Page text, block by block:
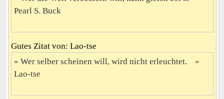
Pearl S. Buck
Gutes Zitat von: Lao-tse
Wer selber scheinen will, wird nicht erleuchtet.
Lao-tse